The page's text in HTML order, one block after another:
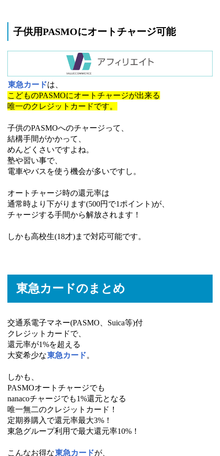
子供用PASMOにオートチャージ可能
東急カードは、
こどものPASMOにオートチャージが出来る
唯一のクレジットカードです。
子供のPASMOへのチャージって、
結構手間がかかって、
めんどくさいですよね。
塾や習い事で、
電車やバスを使う機会が多いですし。
オートチャージ時の還元率は
通常時より下がります(500円で1ポイント)が、
チャージする手間から解放されます！
しかも高校生(18才)まで対応可能です。
東急カードのまとめ
交通系電子マネー(PASMO、Suica等)付
クレジットカードで、
還元率が1%を超える
大変希少な東急カード。
しかも、
PASMOオートチャージでも
nanacoチャージでも1%還元となる
唯一無二のクレジットカード！
定期券購入で還元率最大3%！
東急グループ利用で最大還元率10%！
こんなお得な東急カードが、